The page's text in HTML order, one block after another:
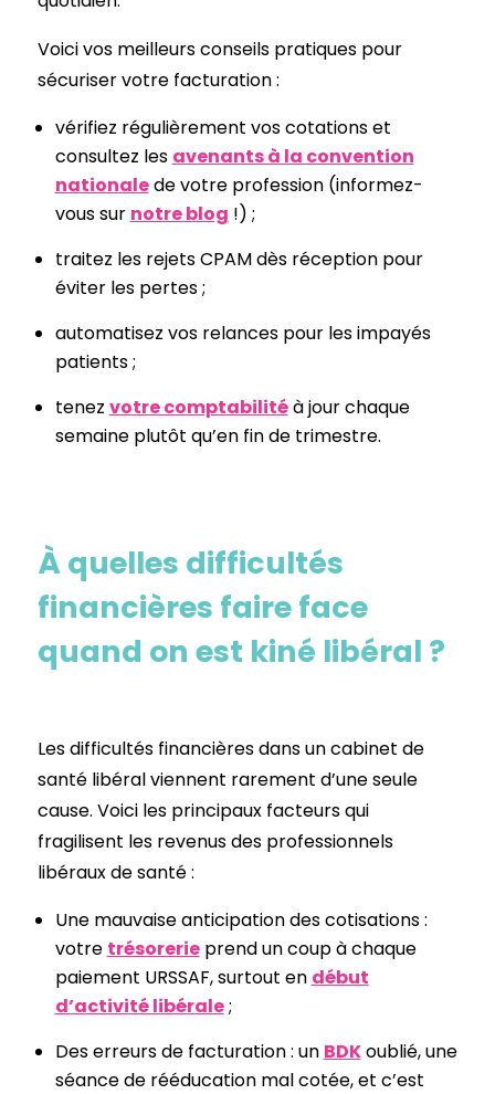
Voici vos meilleurs conseils pratiques pour
sécuriser votre facturation :
vérifiez régulièrement vos cotations et
consultez les avenants à la convention
nationalede votre profession (informez-
vous sur notre blog !) ;
traitez les rejets CPAM dès réception pour
éviter les pertes ;
automatisez vos relances pour les impayés
patients ;
tenez votre comptabilitéà jour chaque
semaine plutôt qu’en fin de trimestre.
À quelles difficultés
financières faire face
quand on est kiné libéral ?
Les difficultés financières dans un cabinet de
santé libéral viennent rarement d’une seule
cause. Voici les principaux facteurs qui
fragilisent les revenus des professionnels
libéraux de santé :
Une mauvaise anticipation des cotisations :
votre trésorerieprend un coup à chaque
paiement URSSAF, surtout en début
d’activité libérale;
Des erreurs de facturation : un BDKoublié, une
séance de rééducation mal cotée, et c’est